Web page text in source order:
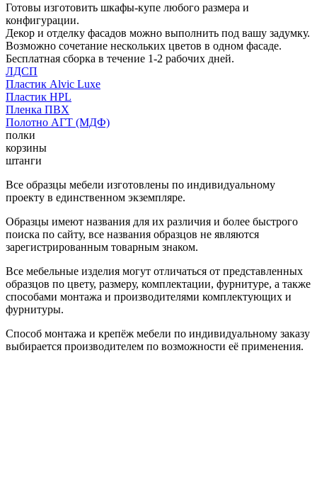
Готовы изготовить шкафы-купе любого размера и
конфигурации.
Декор и отделку фасадов можно выполнить под вашу задумку.
Возможно сочетание нескольких цветов в одном фасаде.
Бесплатная сборка в течение 1-2 рабочих дней.
ЛДСП
Пластик Alvic Luxe
Пластик HPL
Пленка ПВХ
Полотно АГТ (МДФ)
полки
корзины
штанги
Все образцы мебели изготовлены по индивидуальному
проекту в единственном экземпляре.
Образцы имеют названия для их различия и более быстрого
поиска по сайту, все названия образцов не являются
зарегистрированным товарным знаком.
Все мебельные изделия могут отличаться от представленных
образцов по цвету, размеру, комплектации, фурнитуре, а также
способами монтажа и производителями комплектующих и
фурнитуры.
Способ монтажа и крепёж мебели по индивидуальному заказу
выбирается производителем по возможности её применения.